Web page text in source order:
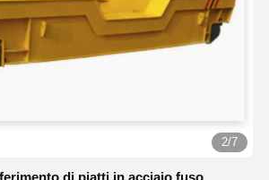
2/7
di piatti in acciaio fuso